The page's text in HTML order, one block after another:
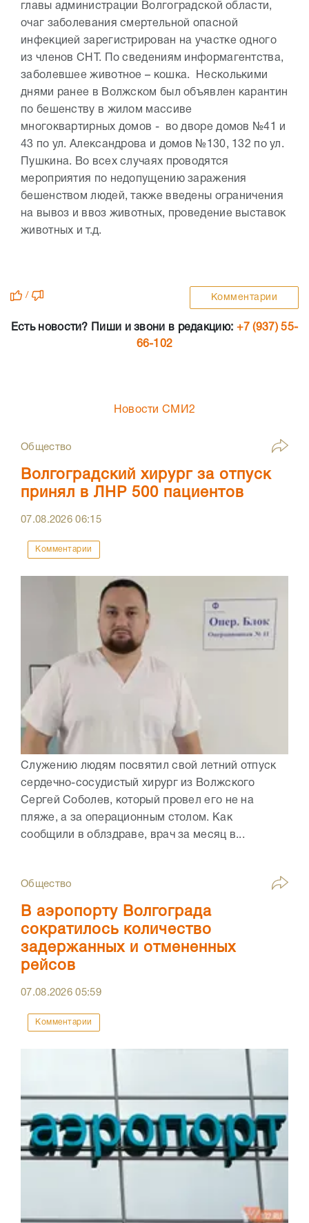
главы администрации Волгоградской области,
очаг заболевания смертельной опасной
инфекцией зарегистрирован на участке одного
из членов СНТ. По сведениям информагентства,
заболевшее животное – кошка. Несколькими
днями ранее в Волжском был объявлен карантин
по бешенству в жилом массиве
многоквартирных домов - во дворе домов №41 и
43 по ул. Александрова и домов №130, 132 по ул.
Пушкина. Во всех случаях проводятся
мероприятия по недопущению заражения
бешенством людей, также введены ограничения
на вывоз и ввоз животных, проведение выставок
животных и т.д.
/ Комментарии
Есть новости? Пиши и звони в редакцию: +7 (937) 55-
66-102
Новости СМИ2
Общество
Волгоградский хирург за отпуск
принял в ЛНР 500 пациентов
07.08.202606:15
Комментарии
Служению людям посвятил свой летний отпуск
сердечно-сосудистый хирург из Волжского
Сергей Соболев, который провел его не на
пляже, а за операционным столом. Как
сообщили в облздраве, врач за месяц в...
Общество
В аэропорту Волгограда
сократилось количество
задержанных и отмененных
рейсов
07.08.202605:59
Комментарии